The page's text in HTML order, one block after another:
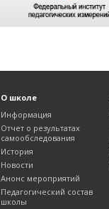
О школе
Информация
Отчет о результатах
самообследования
История
Новости
Анонс мероприятий
Педагогический состав
школы